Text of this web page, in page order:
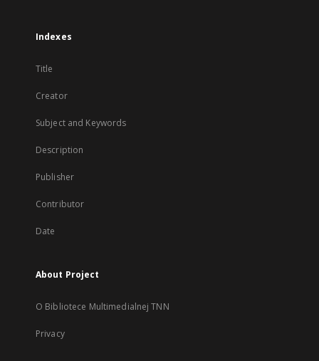
Indexes
Title
Creator
Subject and Keywords
Description
Publisher
Contributor
Date
About Project
O Bibliotece Multimedialnej TNN
Privacy